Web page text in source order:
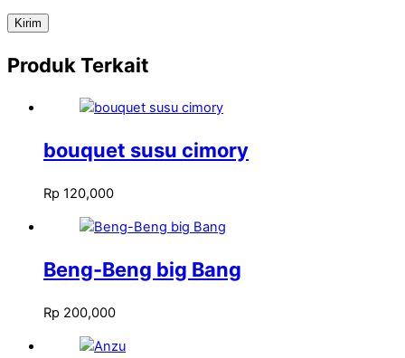
Produk Terkait
bouquet susu cimory
Rp 120,000
Beng-Beng big Bang
Rp 200,000